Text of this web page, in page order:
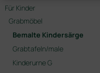
Für Kinder
Grabmöbel
Bemalte Kindersärge
Grabtafeln/male
Kinderurne G